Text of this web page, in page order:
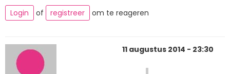
Login
of registreer om te reageren
11 augustus 2014 - 23:30